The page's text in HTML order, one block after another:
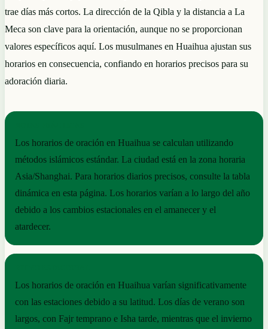
trae días más cortos. La dirección de la Qibla y la distancia a La
Meca son clave para la orientación, aunque no se proporcionan
valores específicos aquí. Los musulmanes en Huaihua ajustan sus
horarios en consecuencia, confiando en horarios precisos para su
adoración diaria.
Los horarios de oración en Huaihua se calculan utilizando
métodos islámicos estándar. La ciudad está en la zona horaria
Asia/Shanghai. Para horarios diarios precisos, consulte la tabla
dinámica en esta página. Los horarios varían a lo largo del año
debido a los cambios estacionales en el amanecer y el
atardecer.
Los horarios de oración en Huaihua varían significativamente
con las estaciones debido a su latitud. Los días de verano son
largos, con Fajr temprano e Isha tarde, mientras que el invierno